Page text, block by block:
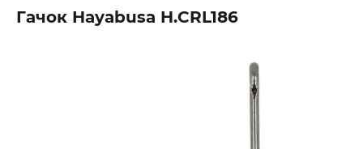
Гачок Hayabusa H.CRL186